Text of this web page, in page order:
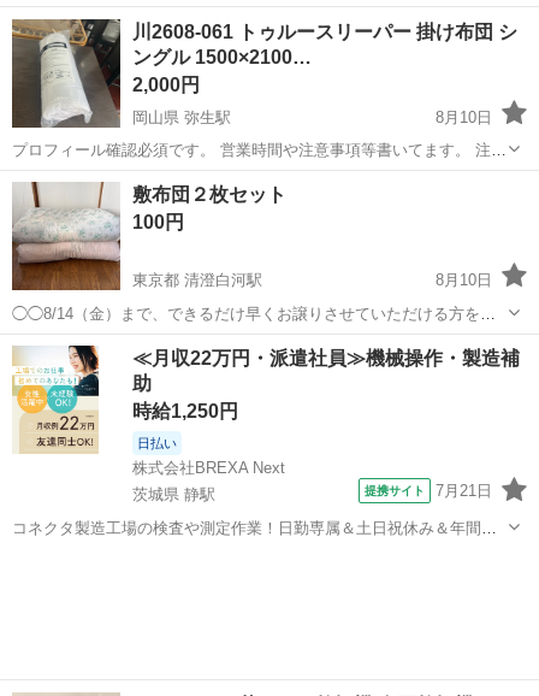
して、使用回数もあまり多くないです。(ただ、1箇所だけ汚れがあり
ましたのでご確認ください。) かなりボリュームあります。 リサイク
ルに出せないようですが、もっ...
東京 世田谷区
川2608-061 トゥルースリーパー 掛け布団 シ
ングル 1500×2100…
2,000円
岡山県 弥生駅
8月10日
プロフィール確認必須です。 営業時間や注意事項等書いてます。 注意
⚠️ 当店はリサイクルショップの為、原則として 返品・交換や修理等の
対応は致しかねます。 家電等に関しましては、ご購入から３日以内に
商品の不備や故障があっ...
岡山 倉敷市 弥生駅
敷布団２枚セット
100円
東京都 清澄白河駅
8月10日
◯◯8/14（金）まで、できるだけ早くお譲りさせていただける方を優
先させていただきます。 よろしくお願いいたします。
東京 江東区 清澄白河駅 寝具
≪月収22万円・派遣社員≫機械操作・製造補
助
時給1,250円
日払い
株式会社BREXA Next
茨城県 静駅
提携サイト 7月21日
コネクタ製造工場の検査や測定作業！日勤専属＆土日祝休み＆年間休